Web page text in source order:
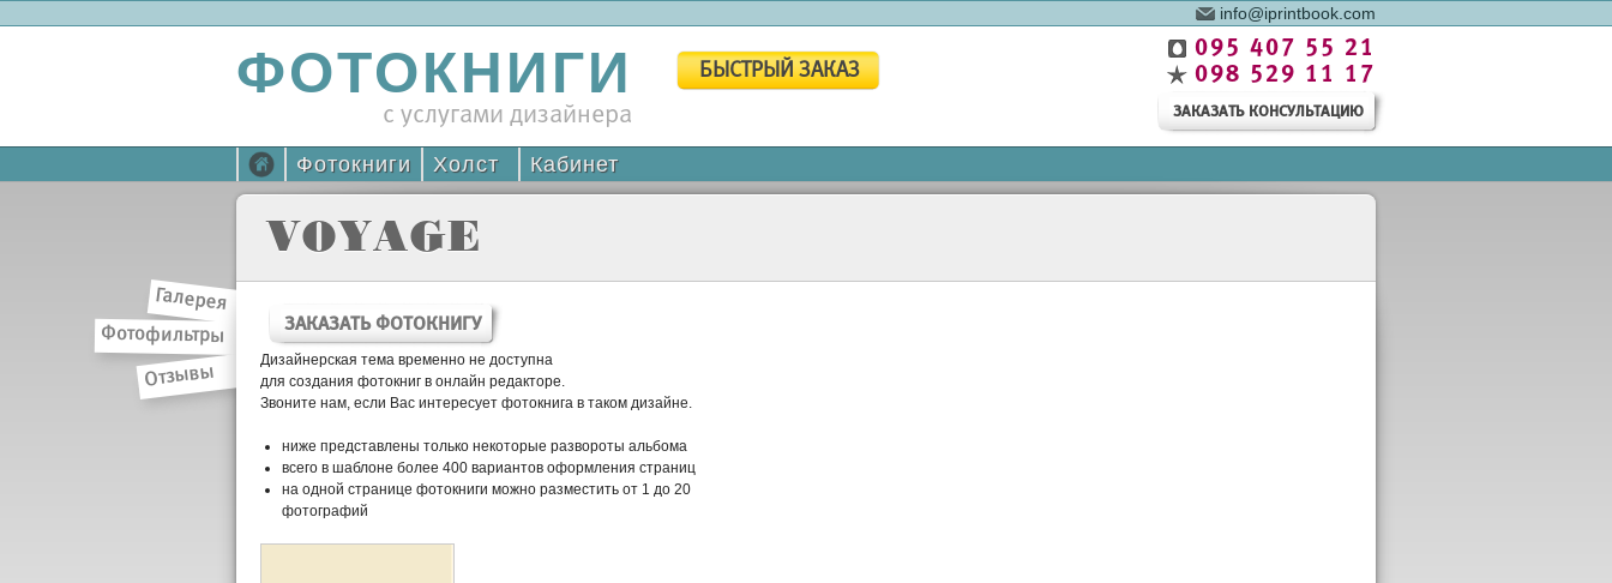
info@iprintbook.com
ФОТОКНИГИ БЫСТРЫЙ ЗАКАЗ
с услугами дизайнера
095 407 55 21
098 529 11 17
ЗАКАЗАТЬ КОНСУЛЬТАЦИЮ
Фотокниги Холст Кабинет
Галерея
Фотофильтры
Отзывы
VOYAGE
ЗАКАЗАТЬ ФОТОКНИГУ
Дизайнерская тема временно не доступна
для создания фотокниг в онлайн редакторе.
Звоните нам, если Вас интересует фотокнига в таком дизайне.
ниже представлены только некоторые развороты альбома
всего в шаблоне более 400 вариантов оформления страниц
на одной странице фотокниги можно разместить от 1 до 20
фотографий